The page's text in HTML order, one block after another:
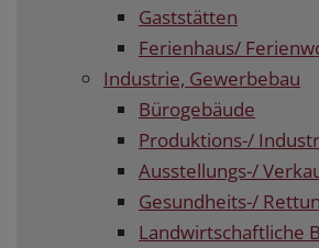
Gaststätten
Ferienhaus/
Industrie, Gewerbebau
Bürogebäude
Produktions-/
Ausstellungs-/
Gesundheits-/
Landwirtschaftliche